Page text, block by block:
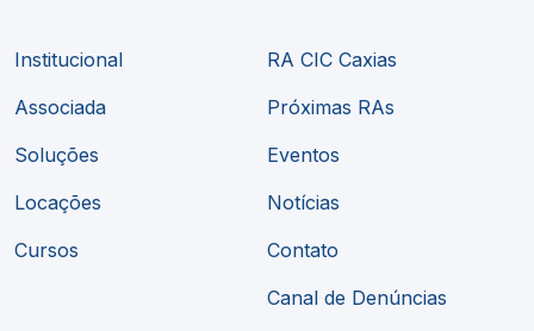
Institucional
Associada
Soluções
Locações
Cursos
RA CIC Caxias
Próximas RAs
Eventos
Notícias
Contato
Canal de Denúncias